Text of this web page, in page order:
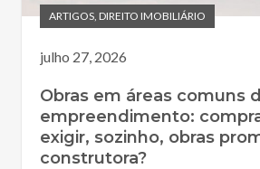
ARTIGOS, DIREITO IMOBILIÁRIO
julho 27, 2026
Obras em áreas comuns
empreendimento:
exigir, sozinho, obras
construtora?